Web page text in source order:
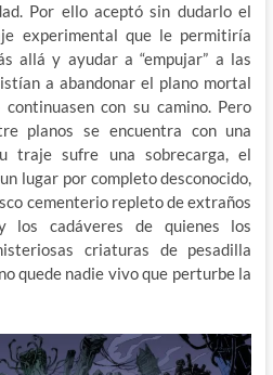
Por ello aceptó sin dudarlo el
experimental que le permitiría
allá y ayudar a “empujar” a las
a abandonar el plano mortal
con su camino. Pero
planos se encuentra con una
traje sufre una sobrecarga, el
lugar por completo desconocido,
cementerio repleto de extraños
los cadáveres de quienes los
criaturas de pesadilla
quede nadie vivo que perturbe la